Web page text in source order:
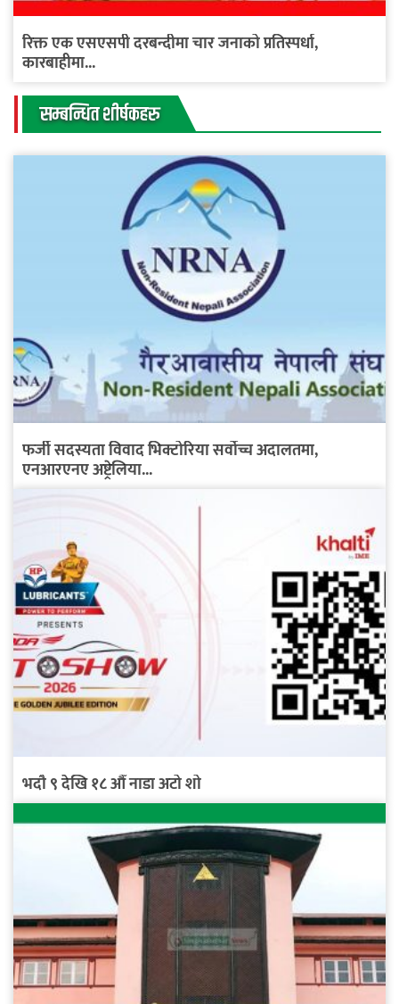
रिक्त एक एसएसपी दरबन्दीमा चार जनाको प्रतिस्पर्धा,
कारबाहीमा...
सम्बन्धित शीर्षकहरु
फर्जी सदस्यता विवाद भिक्टोरिया सर्वोच्च अदालतमा,
एनआरएनए अष्ट्रेलिया...
भदौ ९ देखि १८ औँ नाडा अटो शो